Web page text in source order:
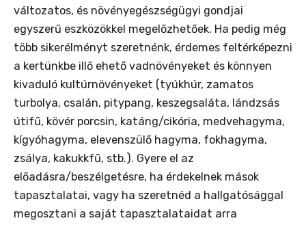
változatos, és növényegészségügyi gondjai
egyszerű eszközökkel megelőzhetőek. Ha pedig még
több sikerélményt szeretnénk, érdemes feltérképezni
a kertünkbe illő ehető vadnövényeket és könnyen
kivaduló kultúrnövényeket (tyúkhúr, zamatos
turbolya, csalán, pitypang, keszegsaláta, lándzsás
útifű, kövér porcsin, katáng/cikória, medvehagyma,
kígyóhagyma, elevenszülő hagyma, fokhagyma,
zsálya, kakukkfű, stb.). Gyere el az
előadásra/beszélgetésre, ha érdekelnek mások
tapasztalatai, vagy ha szeretnéd a hallgatósággal
megosztani a saját tapasztalataidat arra